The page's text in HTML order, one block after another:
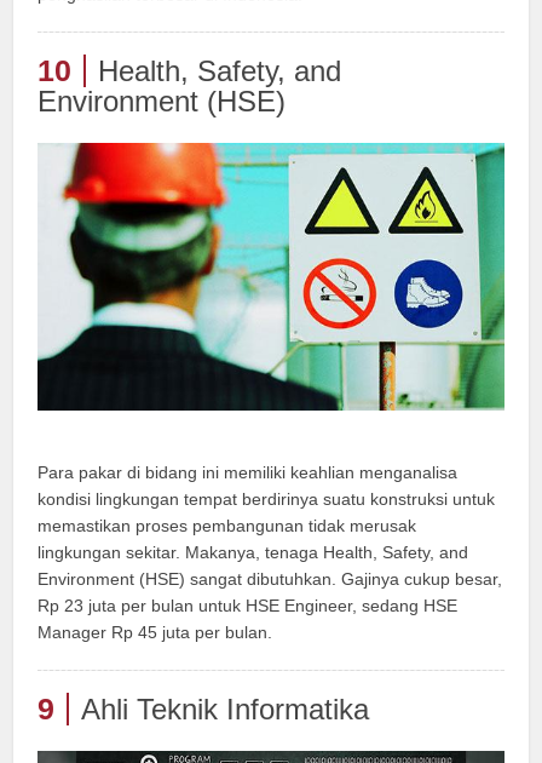
10
Health, Safety, and
Environment (HSE)
Para pakar di bidang ini memiliki keahlian menganalisa
kondisi lingkungan tempat berdirinya suatu konstruksi untuk
memastikan proses pembangunan tidak merusak
lingkungan sekitar. Makanya, tenaga Health, Safety, and
Environment (HSE) sangat dibutuhkan. Gajinya cukup besar,
Rp 23 juta per bulan untuk HSE Engineer, sedang HSE
Manager Rp 45 juta per bulan.
9 Ahli Teknik Informatika